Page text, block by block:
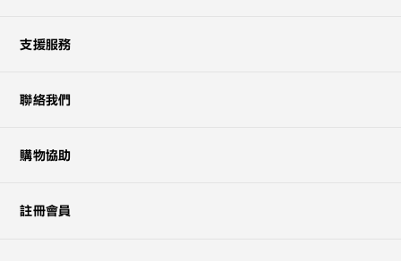
支援服務
聯絡我們
購物協助
註冊會員